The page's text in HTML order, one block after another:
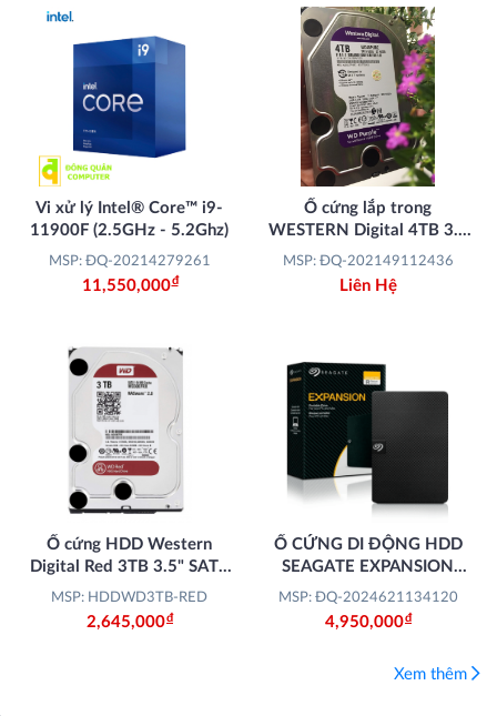
Vi xử lý Intel® Core™ i9-
11900F (2.5GHz - 5.2Ghz)
MSP: ĐQ-20214279261
11,550,000Đ
Ổ cứng lắp trong
WESTERN Digital 4TB 3.5
Sata3, Màu tím (Purple
WD40PURZ)
MSP: ĐQ-202149112436
Liên Hệ
Ổ cứng HDD Western
Digital Red 3TB 3.5" SATA
3
MSP: HDDWD3TB-RED
2,645,000Đ
Ổ CỨNG DI ĐỘNG HDD
SEAGATE EXPANSION
PORTABLE 5TB 2.5" USB
3.0 STKM5000400 BH 3
NĂM
MSP: ĐQ-2024621134120
4,950,000Đ
Xem thêm